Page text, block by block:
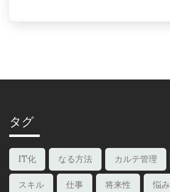
タグ
IT化 なる方法 カルテ管理
スキル 仕事 将来性 悩み